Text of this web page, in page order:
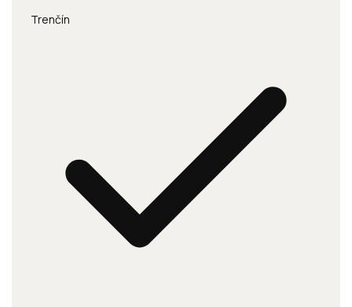
Trenčín